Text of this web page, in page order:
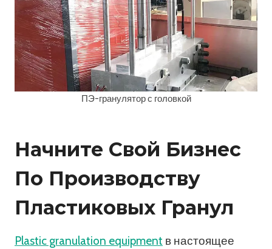
ПЭ-гранулятор с головкой
Начните Свой Бизнес
По Производству
Пластиковых Гранул
Plastic granulation equipment в настоящее